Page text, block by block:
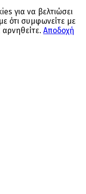
για να βελτιώσει
ότι συμφωνείτε με
Αποδοχή